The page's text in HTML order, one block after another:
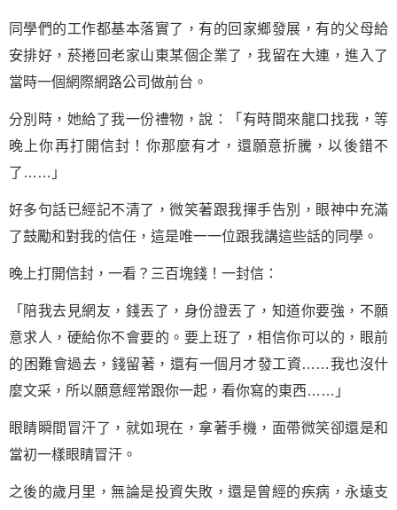
同學們的工作都基本落實了，有的回家鄉發展，有的父母給
安排好，菸捲回老家山東某個企業了，我留在大連，進入了
當時一個網際網路公司做前台。
分別時，她給了我一份禮物，說：「有時間來龍口找我，等
晚上你再打開信封！你那麼有才，還願意折騰，以後錯不
了……」
好多句話已經記不清了，微笑著跟我揮手告別，眼神中充滿
了鼓勵和對我的信任，這是唯一一位跟我講這些話的同學。
晚上打開信封，一看？三百塊錢！一封信：
「陪我去見網友，錢丟了，身份證丟了，知道你要強，不願
意求人，硬給你不會要的。要上班了，相信你可以的，眼前
的困難會過去，錢留著，還有一個月才發工資……我也沒什
麼文采，所以願意經常跟你一起，看你寫的東西……」
眼睛瞬間冒汗了，就如現在，拿著手機，面帶微笑卻還是和
當初一樣眼睛冒汗。
之後的歲月里，無論是投資失敗，還是曾經的疾病，永遠支